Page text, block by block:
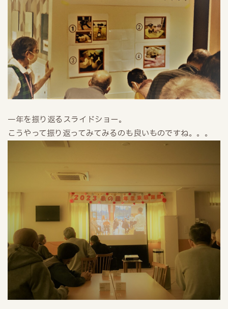
一年を振り返るスライドショー。
こうやって振り返ってみてみるのも良いものですね。。。